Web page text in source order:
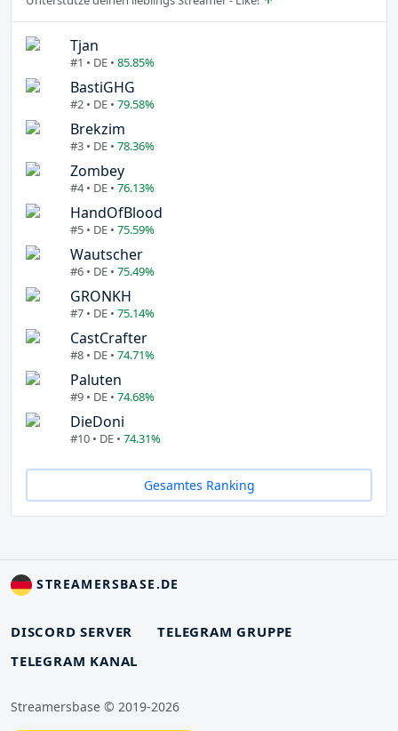
Tjan
#1 • DE • 85.85%
BastiGHG
#2 • DE • 79.58%
Brekzim
#3 • DE • 78.36%
Zombey
#4 • DE • 76.13%
HandOfBlood
#5 • DE • 75.59%
Wautscher
#6 • DE • 75.49%
GRONKH
#7 • DE • 75.14%
CastCrafter
#8 • DE • 74.71%
Paluten
#9 • DE • 74.68%
DieDoni
#10 • DE • 74.31%
Gesamtes Ranking
STREAMERSBASE.DE
DISCORD SERVER
TELEGRAM GRUPPE
TELEGRAM KANAL
Streamersbase © 2019-2026